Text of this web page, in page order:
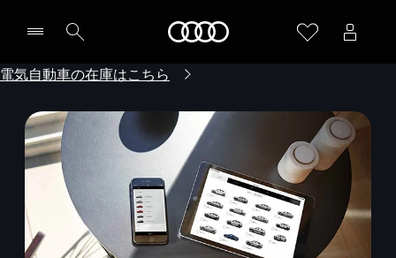
電気自動車の在庫はこちら